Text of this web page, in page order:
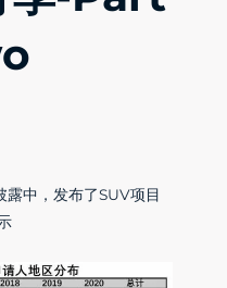
中，发布了SUV项目